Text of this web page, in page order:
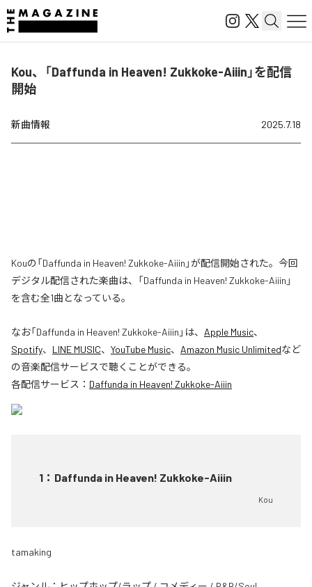
Kou、「Daffunda in Heaven! Zukkoke-Aiiin」を配信
開始
新曲情報 2025.7.18
Kouの「Daffunda in Heaven! Zukkoke-Aiiin」が配信開始された。今回
デジタル配信された楽曲は、「Daffunda in Heaven! Zukkoke-Aiiin」
を含む全1曲となっている。
なお「Daffunda in Heaven! Zukkoke-Aiiin 」は、 Apple Music、
Spotify、 LINE MUSIC、 YouTube Music、 Amazon Music Unlimitedなど
の音楽配信サービスで聴くことができる。
各配信サービス： Daffunda in Heaven! Zukkoke-Aiiin
1 ： Daffunda in Heaven! Zukkoke-Aiiin
Kou
tamaking